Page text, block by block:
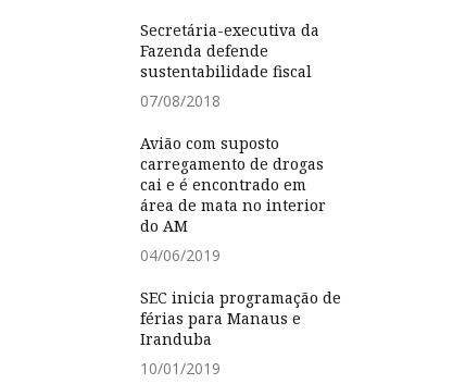
Secretária-executiva da
Fazenda defende
sustentabilidade fiscal
07/08/2018
Avião com suposto
carregamento de drogas
cai e é encontrado em
área de mata no interior
do AM
04/06/2019
SEC inicia programação de
férias para Manaus e
Iranduba
10/01/2019